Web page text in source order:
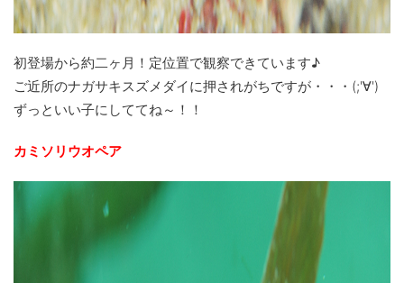
初登場から約二ヶ月！定位置で観察できています♪
ご近所のナガサキスズメダイに押されがちですが・・・(;'∀')
ずっといい子にしててね～！！
カミソリウオペア